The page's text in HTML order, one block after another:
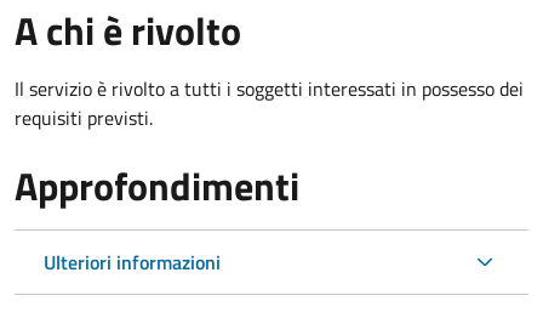
A chi è rivolto
Il servizio è rivolto a tutti i soggetti interessati in possesso dei
requisiti previsti.
Approfondimenti
Ulteriori informazioni